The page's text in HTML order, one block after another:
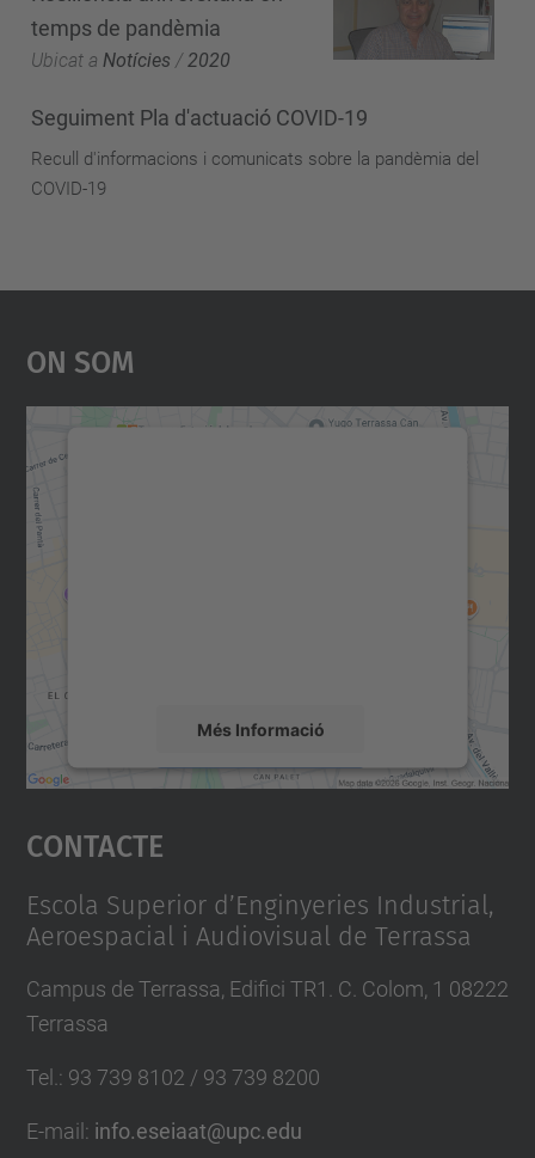
temps de pandèmia
Ubicat a Notícies / 2020
Seguiment Pla d'actuació COVID-19
Recull d'informacions i comunicats sobre la pandèmia del
COVID-19
On Som
Més Informació
Accepta
powered by
Contacte
Escola Superior d’Enginyeries Industrial,
Aeroespacial i Audiovisual de Terrassa
Campus de Terrassa, Edifici TR1. C. Colom, 1 08222
Terrassa
Tel. : 93 739 8102 / 93 739 8200
E-mail : info.eseiaat@upc.edu